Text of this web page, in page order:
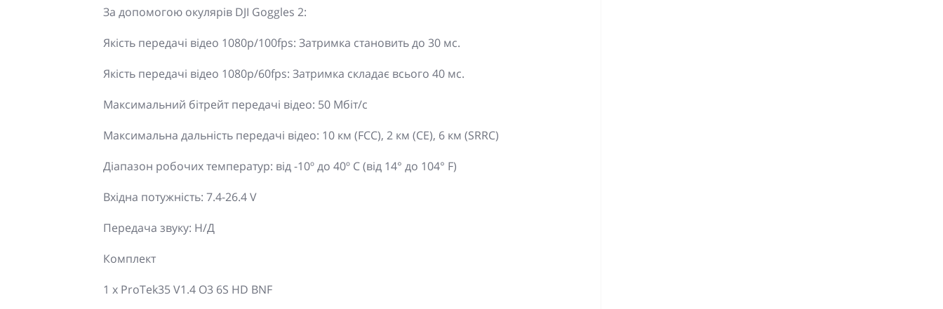
За допомогою окулярів DJI Goggles 2:
Якість передачі відео 1080p/100fps: Затримка становить до 30 мс.
Якість передачі відео 1080p/60fps: Затримка складає всього 40 мс.
Максимальний бітрейт передачі відео: 50 Мбіт/с
Максимальна дальність передачі відео: 10 км (FCC), 2 км (CE), 6 км (SRRC)
Діапазон робочих температур: від -10º до 40º C (від 14° до 104° F)
Вхідна потужність: 7.4-26.4 V
Передача звуку: Н/Д
Комплект
1 x ProTek35 V1.4 O3 6S HD BNF